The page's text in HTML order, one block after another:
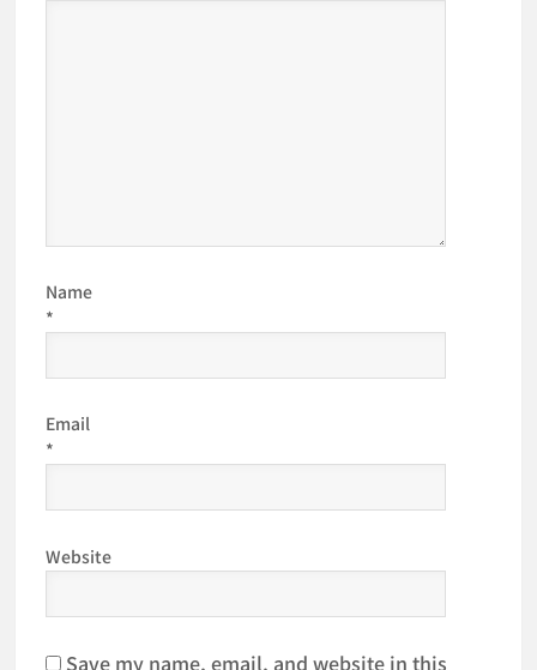
Name
*
Email
*
Website
Save my name, email, and website in this